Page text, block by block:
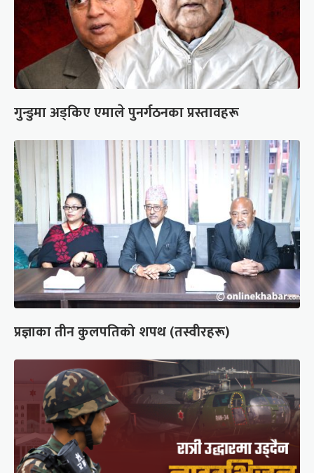
गुन्डुमा अड्किए एमाले पुनर्गठनका प्रस्तावहरू
प्रज्ञाका तीन कुलपतिको शपथ (तस्वीरहरू)